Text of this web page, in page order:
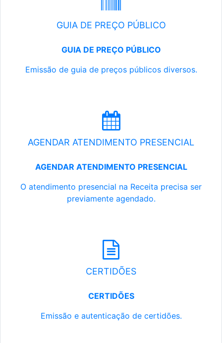
GUIA DE PREÇO PÚBLICO
GUIA DE PREÇO PÚBLICO
Emissão de guia de preços públicos diversos.
AGENDAR ATENDIMENTO PRESENCIAL
AGENDAR ATENDIMENTO PRESENCIAL
O atendimento presencial na Receita precisa ser
previamente agendado.
CERTIDÕES
CERTIDÕES
Emissão e autenticação de certidões.